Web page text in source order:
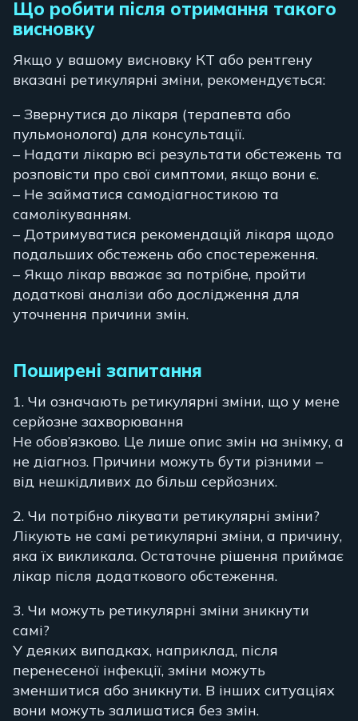
Що робити після отримання такого
висновку
Якщо у вашому висновку КТ або рентгену
вказані ретикулярні зміни, рекомендується:
– Звернутися до лікаря (терапевта або
пульмонолога) для консультації.
– Надати лікарю всі результати обстежень та
розповісти про свої симптоми, якщо вони є.
– Не займатися самодіагностикою та
самолікуванням.
– Дотримуватися рекомендацій лікаря щодо
подальших обстежень або спостереження.
– Якщо лікар вважає за потрібне, пройти
додаткові аналізи або дослідження для
уточнення причини змін.
Поширені запитання
1. Чи означають ретикулярні зміни, що у мене
серйозне захворювання
Не обов’язково. Це лише опис змін на знімку, а
не діагноз. Причини можуть бути різними –
від нешкідливих до більш серйозних.
2. Чи потрібно лікувати ретикулярні зміни?
Лікують не самі ретикулярні зміни, а причину,
яка їх викликала. Остаточне рішення приймає
лікар після додаткового обстеження.
3. Чи можуть ретикулярні зміни зникнути
самі?
У деяких випадках, наприклад, після
перенесеної інфекції, зміни можуть
зменшитися або зникнути. В інших ситуаціях
вони можуть залишатися без змін.